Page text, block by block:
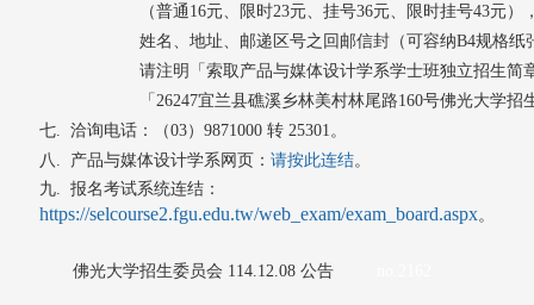
（普通16元、限时23元、挂号36元、限时挂号43元）
姓名、地址、邮递区号之回邮信封（可容纳B4规格纸
请注明「索取产品与媒体设计学系学士班独立招生简
「26247宜兰县礁溪乡林美村林尾路160号佛光大学招
七.
洽询电话：（03）9871000 转 25301。
八. 产品与媒体设计学系网页： 请按此连结。
九.
报名考试系统连结 ：
https://selcourse2.fgu.edu.tw/web_exam/exam_board.aspx。
佛光大学招生委员会 114.12.08 公告